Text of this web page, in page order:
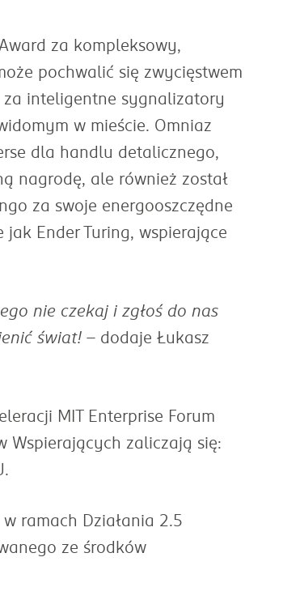
za kompleksowy,
pochwalić się zwycięstwem
za inteligentne sygnalizatory
w mieście. Omniaz
dla handlu detalicznego,
nagrodę, ale również został
za swoje energooszczędne
Ender Turing, wspierające
nie czekaj i zgłoś do nas
świat! - dodaje Łukasz
MIT Enterprise Forum
Wspierających zaliczają się:
ramach Działania 2.5
ze środków